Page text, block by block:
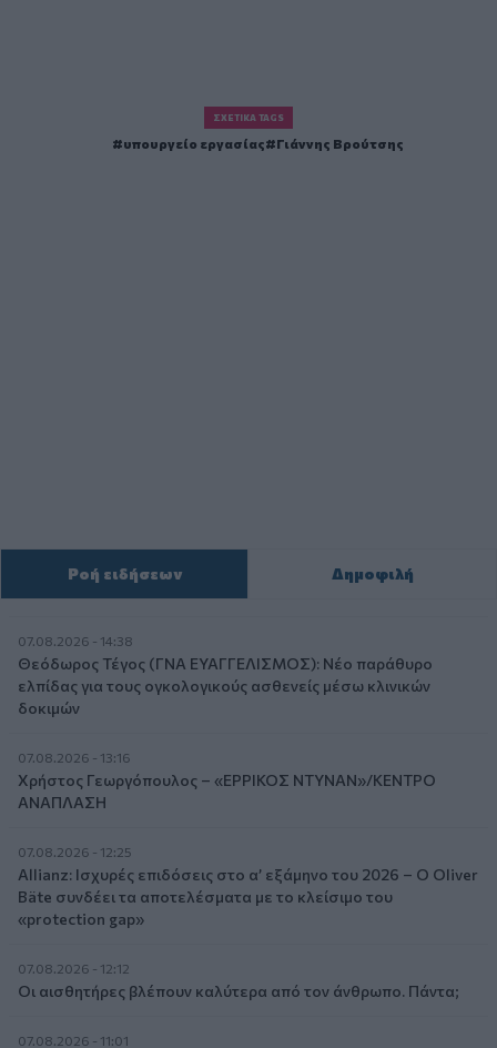
ΣΧΕΤΙΚΆ TAGS
υπουργείο εργασίας Γιάννης Βρούτσης
Ροή ειδήσεων Δημοφιλή
07.08.2026 - 14:38
Θεόδωρος Τέγος (ΓΝΑ ΕΥΑΓΓΕΛΙΣΜΟΣ): Νέο παράθυρο
ελπίδας για τους ογκολογικούς ασθενείς μέσω κλινικών
δοκιμών
07.08.2026 - 13:16
Χρήστος Γεωργόπουλος – «ΕΡΡΙΚΟΣ ΝΤΥΝΑΝ»/ΚΕΝΤΡΟ
ΑΝΑΠΛΑΣΗ
07.08.2026 - 12:25
Allianz: Ισχυρές επιδόσεις στο α’ εξάμηνο του 2026 – Ο Oliver
Bäte συνδέει τα αποτελέσματα με το κλείσιμο του
«protection gap»
07.08.2026 - 12:12
Οι αισθητήρες βλέπουν καλύτερα από τον άνθρωπο. Πάντα;
07.08.2026 - 11:01